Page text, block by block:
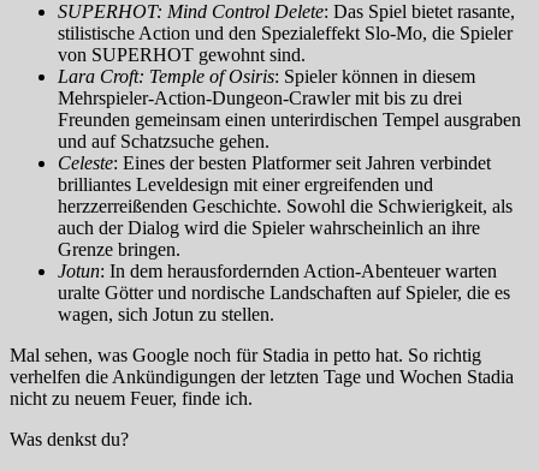
SUPERHOT: Mind Control Delete: Das Spiel bietet rasante,
stilistische Action und den Spezialeffekt Slo-Mo, die Spieler
von SUPERHOT gewohnt sind.
Lara Croft: Temple of Osiris: Spieler können in diesem
Mehrspieler-Action-Dungeon-Crawler mit bis zu drei
Freunden gemeinsam einen unterirdischen Tempel ausgraben
und auf Schatzsuche gehen.
Celeste: Eines der besten Platformer seit Jahren verbindet
brilliantes Leveldesign mit einer ergreifenden und
herzzerreißenden Geschichte. Sowohl die Schwierigkeit, als
auch der Dialog wird die Spieler wahrscheinlich an ihre
Grenze bringen.
Jotun: In dem herausfordernden Action-Abenteuer warten
uralte Götter und nordische Landschaften auf Spieler, die es
wagen, sich Jotun zu stellen.
Mal sehen, was Google noch für Stadia in petto hat. So richtig
verhelfen die Ankündigungen der letzten Tage und Wochen Stadia
nicht zu neuem Feuer, finde ich.
Was denkst du?